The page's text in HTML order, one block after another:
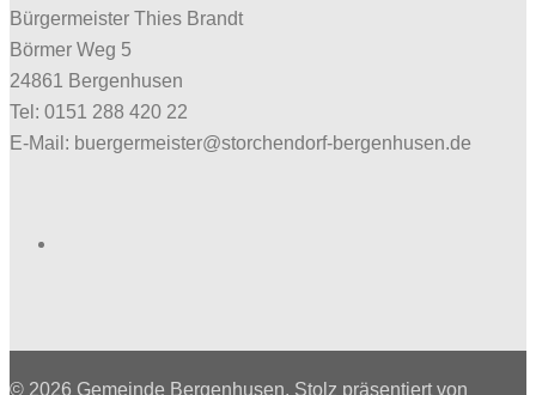
Bürgermeister Thies Brandt
Börmer Weg 5
24861 Bergenhusen
Tel: 0151 288 420 22
E-Mail: buergermeister@storchendorf-bergenhusen.de
© 2026 Gemeinde Bergenhusen. Stolz präsentiert von